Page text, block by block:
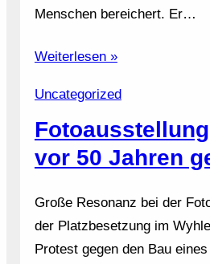
Menschen bereichert. Er…
Weiterlesen »
Uncategorized
vor 50 Jahren
Große Resonanz bei der
der Platzbesetzung im
Protest gegen den Bau